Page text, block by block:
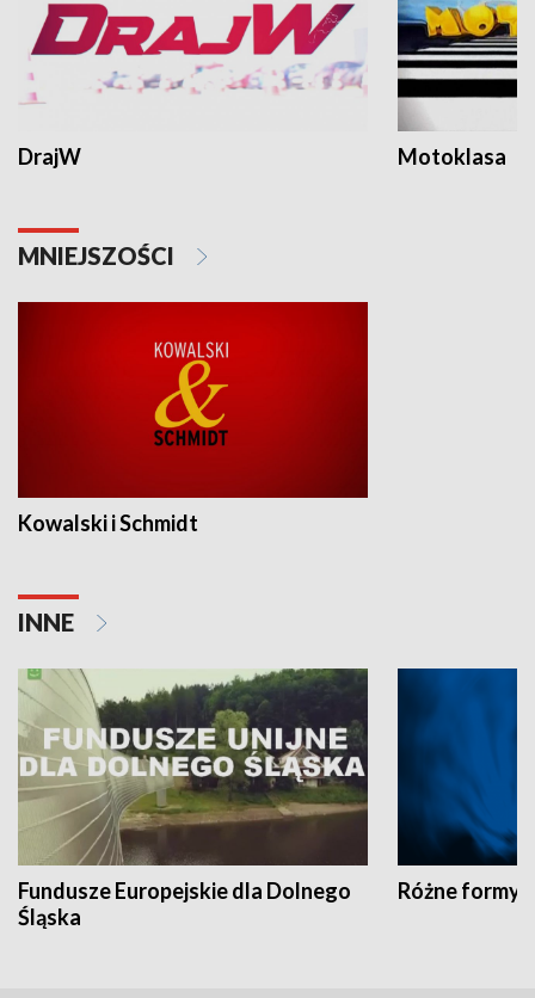
DrajW Motoklasa
MNIEJSZOŚCI
Kowalski i Schmidt
INNE
Fundusze Europejskie dla Dolnego
Śląska
Różne formy